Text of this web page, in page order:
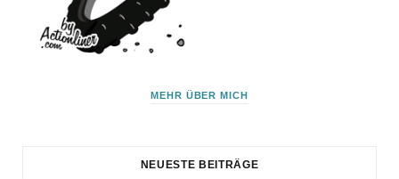
MEHR ÜBER MICH
NEUESTE BEITRÄGE